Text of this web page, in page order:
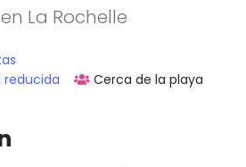
La Rochelle
reducida
Cerca de la playa